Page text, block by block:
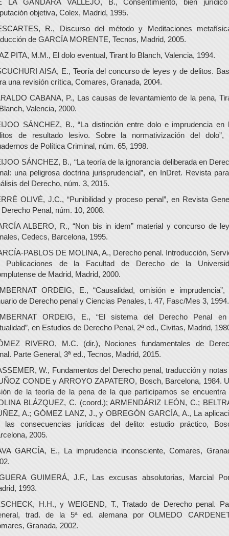
objetiva, Colex, Madrid, 1995.
R., Discurso del método y Meditaciones
de GARCÍA MORENTE, Tecnos, Madrid, 2005.
PITA, M.M., El dolo eventual, Tirant lo Blanch, Valencia, 1994.
AISA, E., Teoría del concurso de leyes y de delitos.
una revisión crítica, Comares, Granada, 2004.
CABANA, P., Las causas de levantamiento de la pena,
Valencia, 2000.
SÁNCHEZ, B., “La distinción entre dolo e imprudencia en
de resultado lesivo. Sobre la normativización del dolo”,
de Política Criminal, núm. 65, 1998.
SÁNCHEZ, B., “La teoría de la ignorancia deliberada en
una peligrosa doctrina jurisprudencial”, en InDret. Revista
del Derecho, núm. 3, 2015.
OLIVÉ, J.C., “Punibilidad y proceso penal”, en Revista
Derecho Penal, núm. 10, 2008.
ALBERO, R., “Non bis in idem” material y concurso de
Cedecs, Barcelona, 1995.
PABLOS DE MOLINA, A., Derecho penal. Introducción,
Publicaciones de la Facultad de Derecho de la
de Madrid, Madrid, 2000.
ORDEIG, E., “Causalidad, omisión e imprudencia”,
de Derecho penal y Ciencias Penales, t. 47, Fasc/Mes 3, 1994.
ORDEIG, E., “El sistema del Derecho Penal
en Estudios de Derecho Penal, 2ª ed., Civitas, Madrid,
RIVERO, M.C. (dir.), Nociones fundamentales de
Parte General, 3ª ed., Tecnos, Madrid, 2015.
W., Fundamentos del Derecho penal, traducción y notas
CONDE y ARROYO ZAPATERO, Bosch, Barcelona, 1984.
de la teoría de la pena de la que participamos se encuentra
BLÁZQUEZ, C. (coord.); ARMENDÁRIZ LEÓN, C.;
A.; GÓMEZ LANZ, J., y OBREGÓN GARCÍA, A., La
las consecuencias jurídicas del delito: estudio práctico,
2005.
GARCÍA, E., La imprudencia inconsciente, Comares,
GUIMERÁ, J.F., Las excusas absolutorias, Marcial
1993.
H.H., y WEIGEND, T., Tratado de Derecho penal.
trad. de la 5ª ed. alemana por OLMEDO
Granada, 2002.